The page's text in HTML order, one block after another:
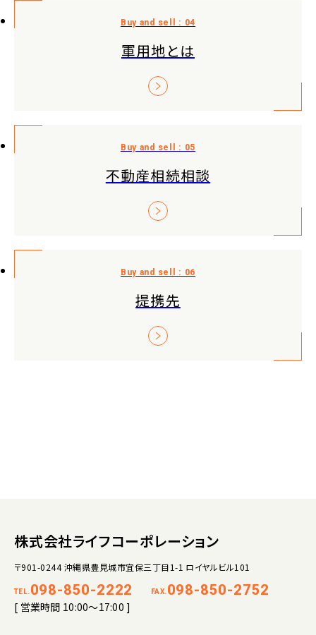
軍用地とは
不動産相続相談
提携先
株式会社ライフコーポレーション
〒901-0244 沖縄県豊見城市宜保三丁目1-1 ロイヤルビル101
TEL. 098-850-2222 FAX. 098-850-2752
[ 営業時間 10:00～17:00 ]